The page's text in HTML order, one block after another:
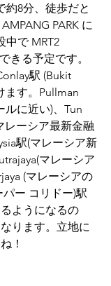
約8分、徒歩だと
PARK に
中で MRT2
きる予定です。
駅 (Bukit
ます。Pullman
ルに近い)、Tun
レーシア最新金融
駅(マレーシア新
マレーシア
(マレーシアの
ー コリドー)駅
ようになるの
ります。立地に
！